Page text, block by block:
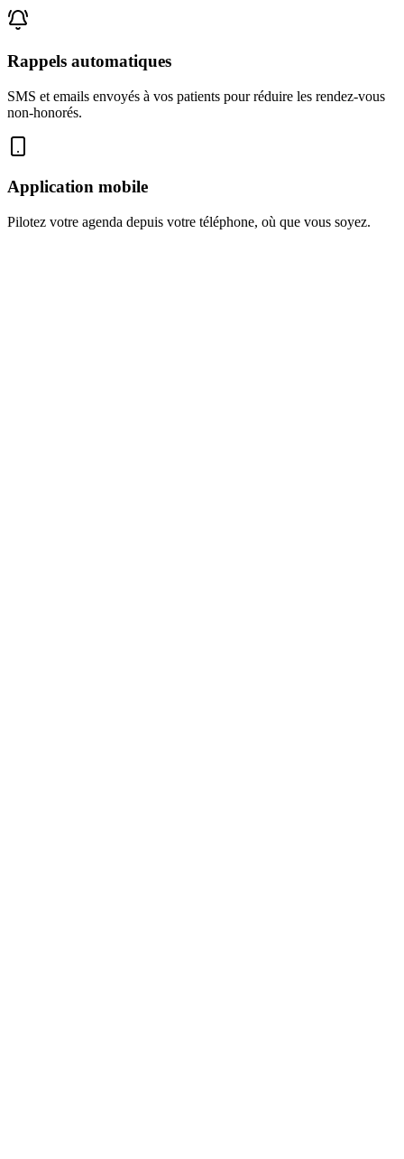
Rappels automatiques
SMS et emails envoyés à vos patients pour réduire les rendez-vous
non-honorés.
Application mobile
Pilotez votre agenda depuis votre téléphone, où que vous soyez.